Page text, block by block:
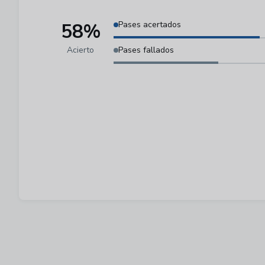
58%
Acierto
Pases acertados
Pases fallados